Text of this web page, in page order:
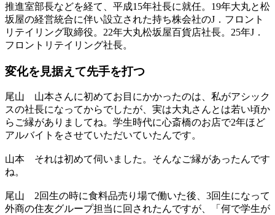
推進室部長などを経て、平成15年社長に就任。19年大丸と松
坂屋の経営統合に伴い設立された持ち株会社のJ．フロント
リテイリング取締役。22年大丸松坂屋百貨店社長。25年J．
フロントリテイリング社長。
変化を見据えて先手を打つ
尾山 山本さんに初めてお目にかかったのは、私がアシック
スの社長になってからでしたが、実は大丸さんとは若い頃か
らご縁がありましてね。学生時代に心斎橋のお店で2年ほど
アルバイトをさせていただいていたんです。
山本 それは初めて伺いました。そんなご縁があったんです
ね。
尾山 2回生の時に食料品売り場で働いた後、3回生になって
外商の住友グループ担当に回されたんですが、「何で学生が